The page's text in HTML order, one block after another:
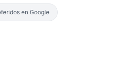
en Google